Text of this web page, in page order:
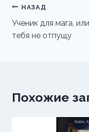
Навигация
по
записям
НАЗАД
Ученик для мага,
тебя не отпущу
Похожие